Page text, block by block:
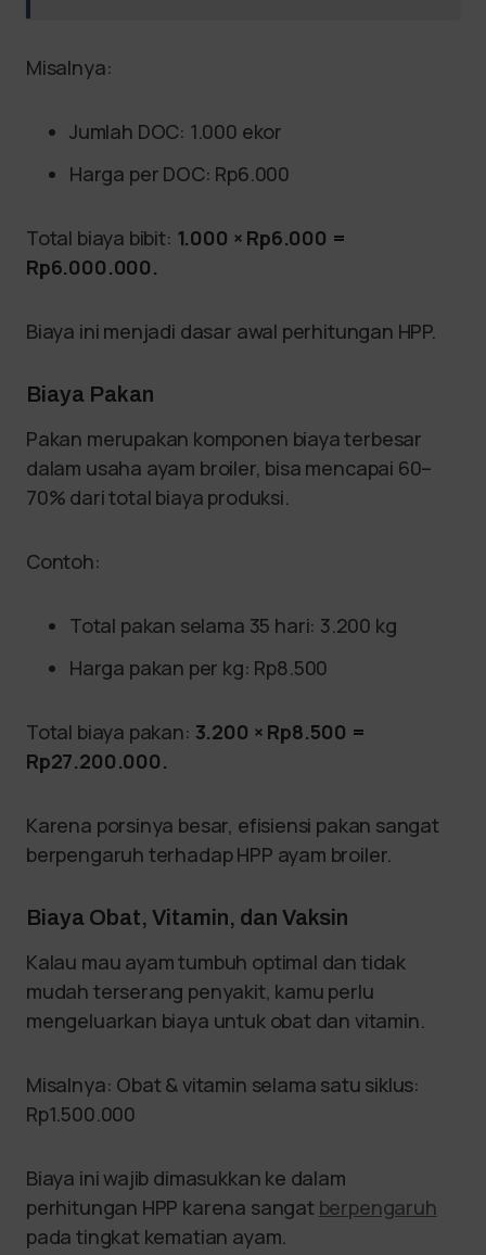
Misalnya:
Jumlah DOC: 1.000 ekor
Harga per DOC: Rp6.000
Total biaya bibit: 1.000 × Rp6.000 =
Rp6.000.000.
Biaya ini menjadi dasar awal perhitungan HPP.
Biaya Pakan
Pakan merupakan komponen biaya terbesar
dalam usaha ayam broiler, bisa mencapai 60–
70% dari total biaya produksi.
Contoh:
Total pakan selama 35 hari: 3.200 kg
Harga pakan per kg: Rp8.500
Total biaya pakan: 3.200 × Rp8.500 =
Rp27.200.000.
Karena porsinya besar, efisiensi pakan sangat
berpengaruh terhadap HPP ayam broiler.
Biaya Obat, Vitamin, dan Vaksin
Kalau mau ayam tumbuh optimal dan tidak
mudah terserang penyakit, kamu perlu
mengeluarkan biaya untuk obat dan vitamin.
Misalnya: Obat & vitamin selama satu siklus:
Rp1.500.000
Biaya ini wajib dimasukkan ke dalam
perhitungan HPP karena sangat berpengaruh
pada tingkat kematian ayam.